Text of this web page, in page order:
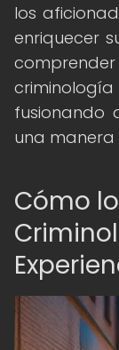
los
enriquecer
fusionando
una
Cómo